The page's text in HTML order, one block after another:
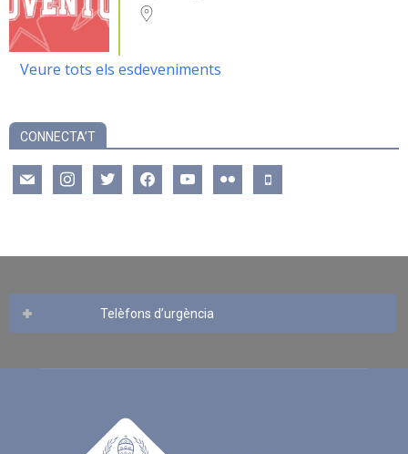
Veure tots els esdeveniments
CONNECTA’T
mail instagramtwitter facebookyoutube flickr mobile
Telèfons d’urgència